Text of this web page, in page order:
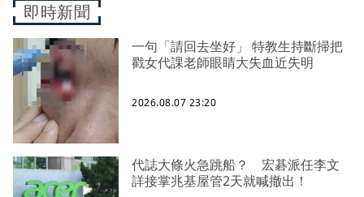
即時新聞
一句「請回去坐好」 特教生持斷掃把
戳女代課老師眼睛大失血近失明
2026.08.07 23:20
代誌大條火急跳船？ 宏碁派任李文
詳接掌兆基屋管2天就喊撤出！